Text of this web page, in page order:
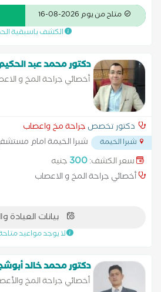
الكونجرس الأمريكي لجراحة المخ و
لجراحات العمود الفقري
متاح من يوم 2026-08-16
الكشف باسبقية
دكتور محمد عبد
أخصائي جراحة المخ و
دكتور تخصص جراحة مخ واعصاب
شبرا الخيمة شبرا الخيمة امام
سعر الكشف:300 جنيه
أخصائي جراحة المخ و الاعصاب
بيانات العيادة
لا يوجد مواعيد
دكتور محمد خالد
أخصائي جراحة المخ